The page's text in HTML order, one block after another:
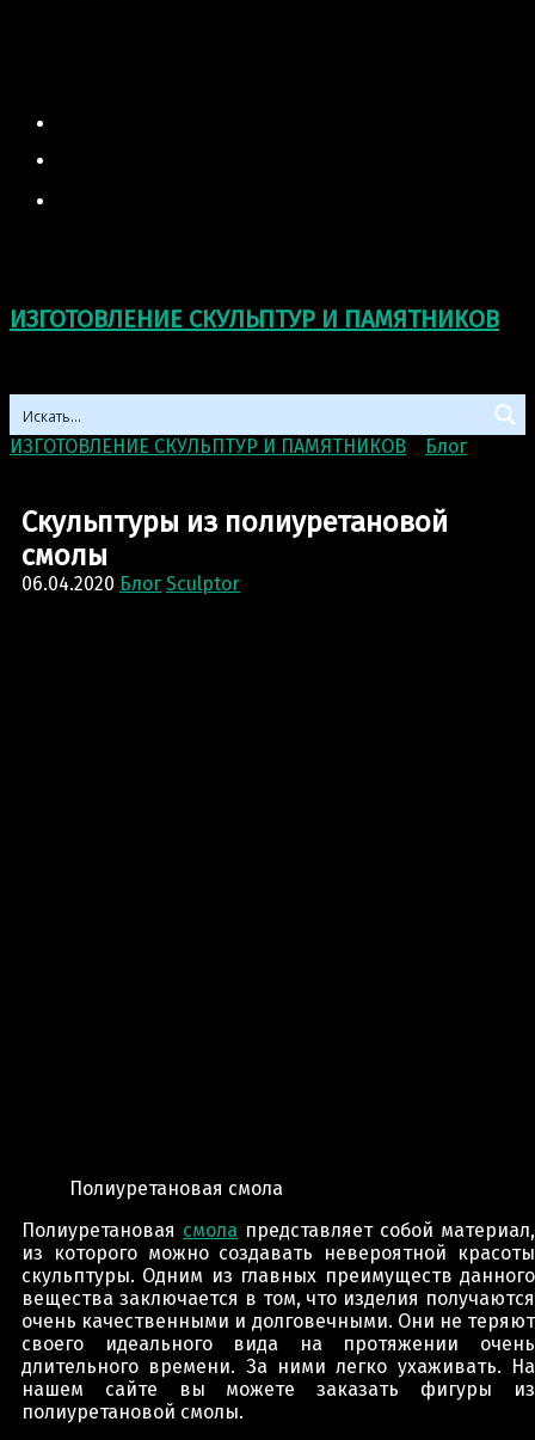
ИЗГОТОВЛЕНИЕ СКУЛЬПТУР И ПАМЯТНИКОВ
ИЗГОТОВЛЕНИЕ СКУЛЬПТУР И ПАМЯТНИКОВ Блог>
Скульптуры из полиуретановой
смолы
06.04.2020 Блог Sculptor
Полиуретановая смола
Полиуретановая смола представляет собой материал,
из которого можно создавать невероятной красоты
скульптуры. Одним из главных преимуществ данного
вещества заключается в том, что изделия получаются
очень качественными и долговечными. Они не теряют
своего идеального вида на протяжении очень
длительного времени. За ними легко ухаживать. На
нашем сайте вы можете заказать фигуры из
полиуретановой смолы.